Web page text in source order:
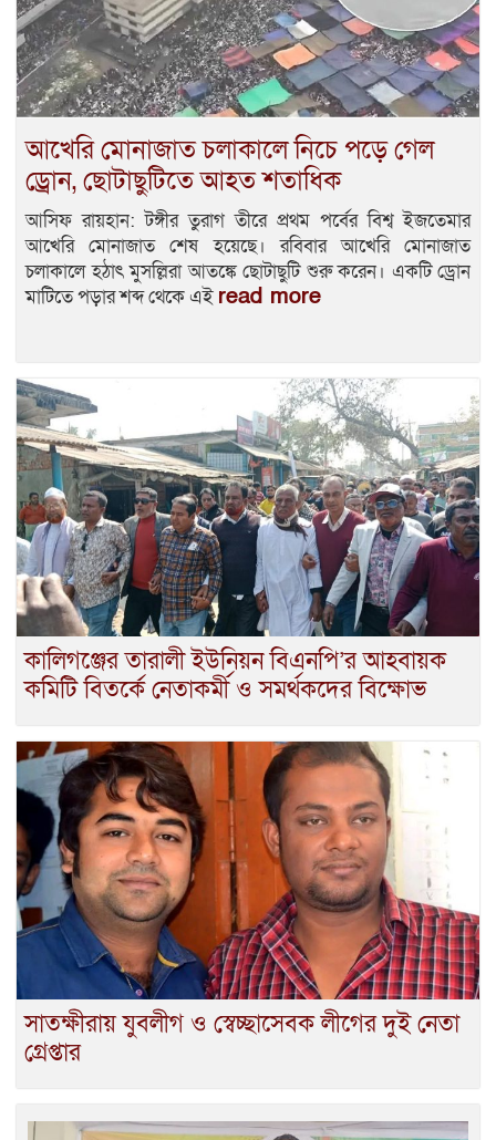
আখেরি মোনাজাত চলাকালে নিচে পড়ে গেল
ড্রোন, ছোটাছুটিতে আহত শতাধিক
আসিফ রায়হান: টঙ্গীর তুরাগ তীরে প্রথম পর্বের বিশ্ব ইজতেমার
আখেরি মোনাজাত শেষ হয়েছে। রবিবার আখেরি মোনাজাত
চলাকালে হঠাৎ মুসল্লিরা আতঙ্কে ছোটাছুটি শুরু করেন। একটি ড্রোন
মাটিতে পড়ার শব্দ থেকে এই read more
কালিগঞ্জের তারালী ইউনিয়ন বিএনপি’র আহবায়ক
কমিটি বিতর্কে নেতাকর্মী ও সমর্থকদের বিক্ষোভ
সাতক্ষীরায় যুবলীগ ও স্বেচ্ছাসেবক লীগের দুই নেতা
গ্রেপ্তার